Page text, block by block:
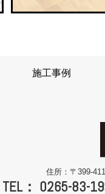
施工事例
住所：〒399-
TEL： 0265-83-